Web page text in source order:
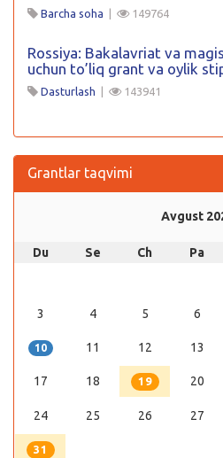
Barcha soha | 149764
Rossiya: Bakalavriat va
uchun to’liq grant va oylik
Dasturlash | 143941
Grantlar taqvimi
Avgust
Du Se Ch Pa
3 4 5 6
10 11 12 13
17 18 19 20
24 25 26 27
31